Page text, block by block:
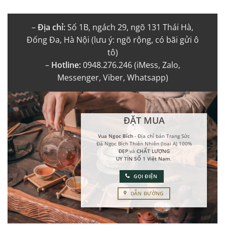
–Địa chỉ:Số 1B, ngách 29, ngõ 131 Thái Hà,
Đống Đa, Hà Nội (lưu ý: ngõ rộng, có bãi gửi ô
tô)
– Hotline:0948.276.246 (iMess, Zalo,
Messenger, Viber, Whatsapp)
ĐẶT MUA
Vua Ngọc Bích - Địa chỉ bán Trang Sức
Đá Ngọc Bích Thiên Nhiên (loại A) 100%
ĐẸPvà CHẤT LƯỢNG
UY TÍN SỐ 1 Việt Nam.
GỌI ĐIỆN
DẪN ĐƯỜNG